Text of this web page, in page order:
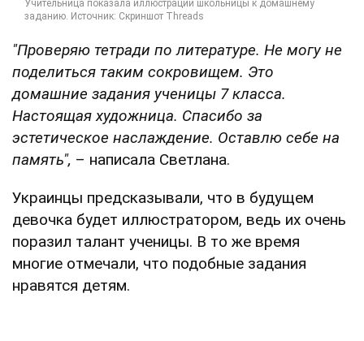
"Проверяю тетради по литературе. Не могу не
поделиться таким сокровищем. Это
домашние задания ученицы 7 класса.
Настоящая художница. Спасибо за
эстетическое наслаждение. Оставлю себе на
память", – написала Светлана.
Украинцы предсказывали, что в будущем
девочка будет иллюстратором, ведь их очень
поразил талант ученицы. В то же время
многие отмечали, что подобные задания
нравятся детям.